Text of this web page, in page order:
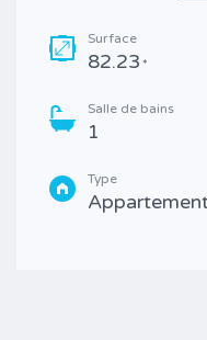
Surface
82.23 *
Salle de bains
1
Type